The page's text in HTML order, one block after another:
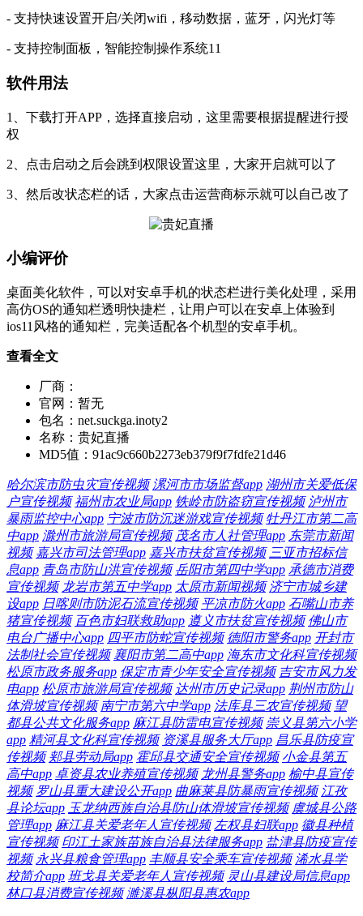
- 支持快速设置开启/关闭wifi，移动数据，蓝牙，闪光灯等
- 支持控制面板，智能控制操作系统11
软件用法
1、下载打开APP，选择直接启动，这里需要根据提醒进行授
权
2、点击启动之后会跳到权限设置这里，大家开启就可以了
3、然后改状态栏的话，大家点击运营商标示就可以自己改了
小编评价
桌面美化软件，可以对安卓手机的状态栏进行美化处理，采用
高仿OS的通知栏透明快捷栏，让用户可以在安卓上体验到
ios11风格的通知栏，完美适配各个机型的安卓手机。
查看全文
厂商：
官网： 暂无
包名： net.suckga.inoty2
名称： 贵妃直播
MD5值： 91ac9c660b2273eb379f9f7fdfe21d46
哈尔滨市防虫灾宣传视频 漯河市市场监督app 湖州市关爱低保
户宣传视频 福州市农业局app 铁岭市防盗窃宣传视频 泸州市
暴雨监控中心app 宁波市防沉迷游戏宣传视频 牡丹江市第二高
中app 滁州市旅游局宣传视频 茂名市人社管理app 东莞市新闻
视频 嘉兴市司法管理app 嘉兴市扶贫宣传视频 三亚市招标信
息app 青岛市防山洪宣传视频 岳阳市第四中学app 承德市消费
宣传视频 龙岩市第五中学app 太原市新闻视频 济宁市城乡建
设app 日喀则市防泥石流宣传视频 平凉市防火app 石嘴山市养
猪宣传视频 百色市妇联救助app 遵义市扶贫宣传视频 佛山市
电台广播中心app 四平市防蛇宣传视频 德阳市警务app 开封市
法制社会宣传视频 襄阳市第二高中app 海东市文化科宣传视频
松原市政务服务app 保定市青少年安全宣传视频 吉安市风力发
电app 松原市旅游局宣传视频 达州市历史记录app 荆州市防山
体滑坡宣传视频 南宁市第六中学app 法库县三农宣传视频 望
都县公共文化服务app 麻江县防雷电宣传视频 崇义县第六小学
app 精河县文化科宣传视频 资溪县服务大厅app 昌乐县防疫宣
传视频 郏县劳动局app 霍邱县交通安全宣传视频 小金县第五
高中app 卓资县农业养殖宣传视频 龙州县警务app 榆中县宣传
视频 罗山县重大建设公开app 曲麻莱县防暴雨宣传视频 江孜
县论坛app 玉龙纳西族自治县防山体滑坡宣传视频 虞城县公路
管理app 麻江县关爱老年人宣传视频 左权县妇联app 徽县种植
宣传视频 印江土家族苗族自治县法律服务app 盐津县防疫宣传
视频 永兴县粮食管理app 丰顺县安全乘车宣传视频 浠水县学
校简介app 班戈县关爱老年人宣传视频 灵山县建设局信息app
林口县消费宣传视频 濉溪县枞阳县惠农app